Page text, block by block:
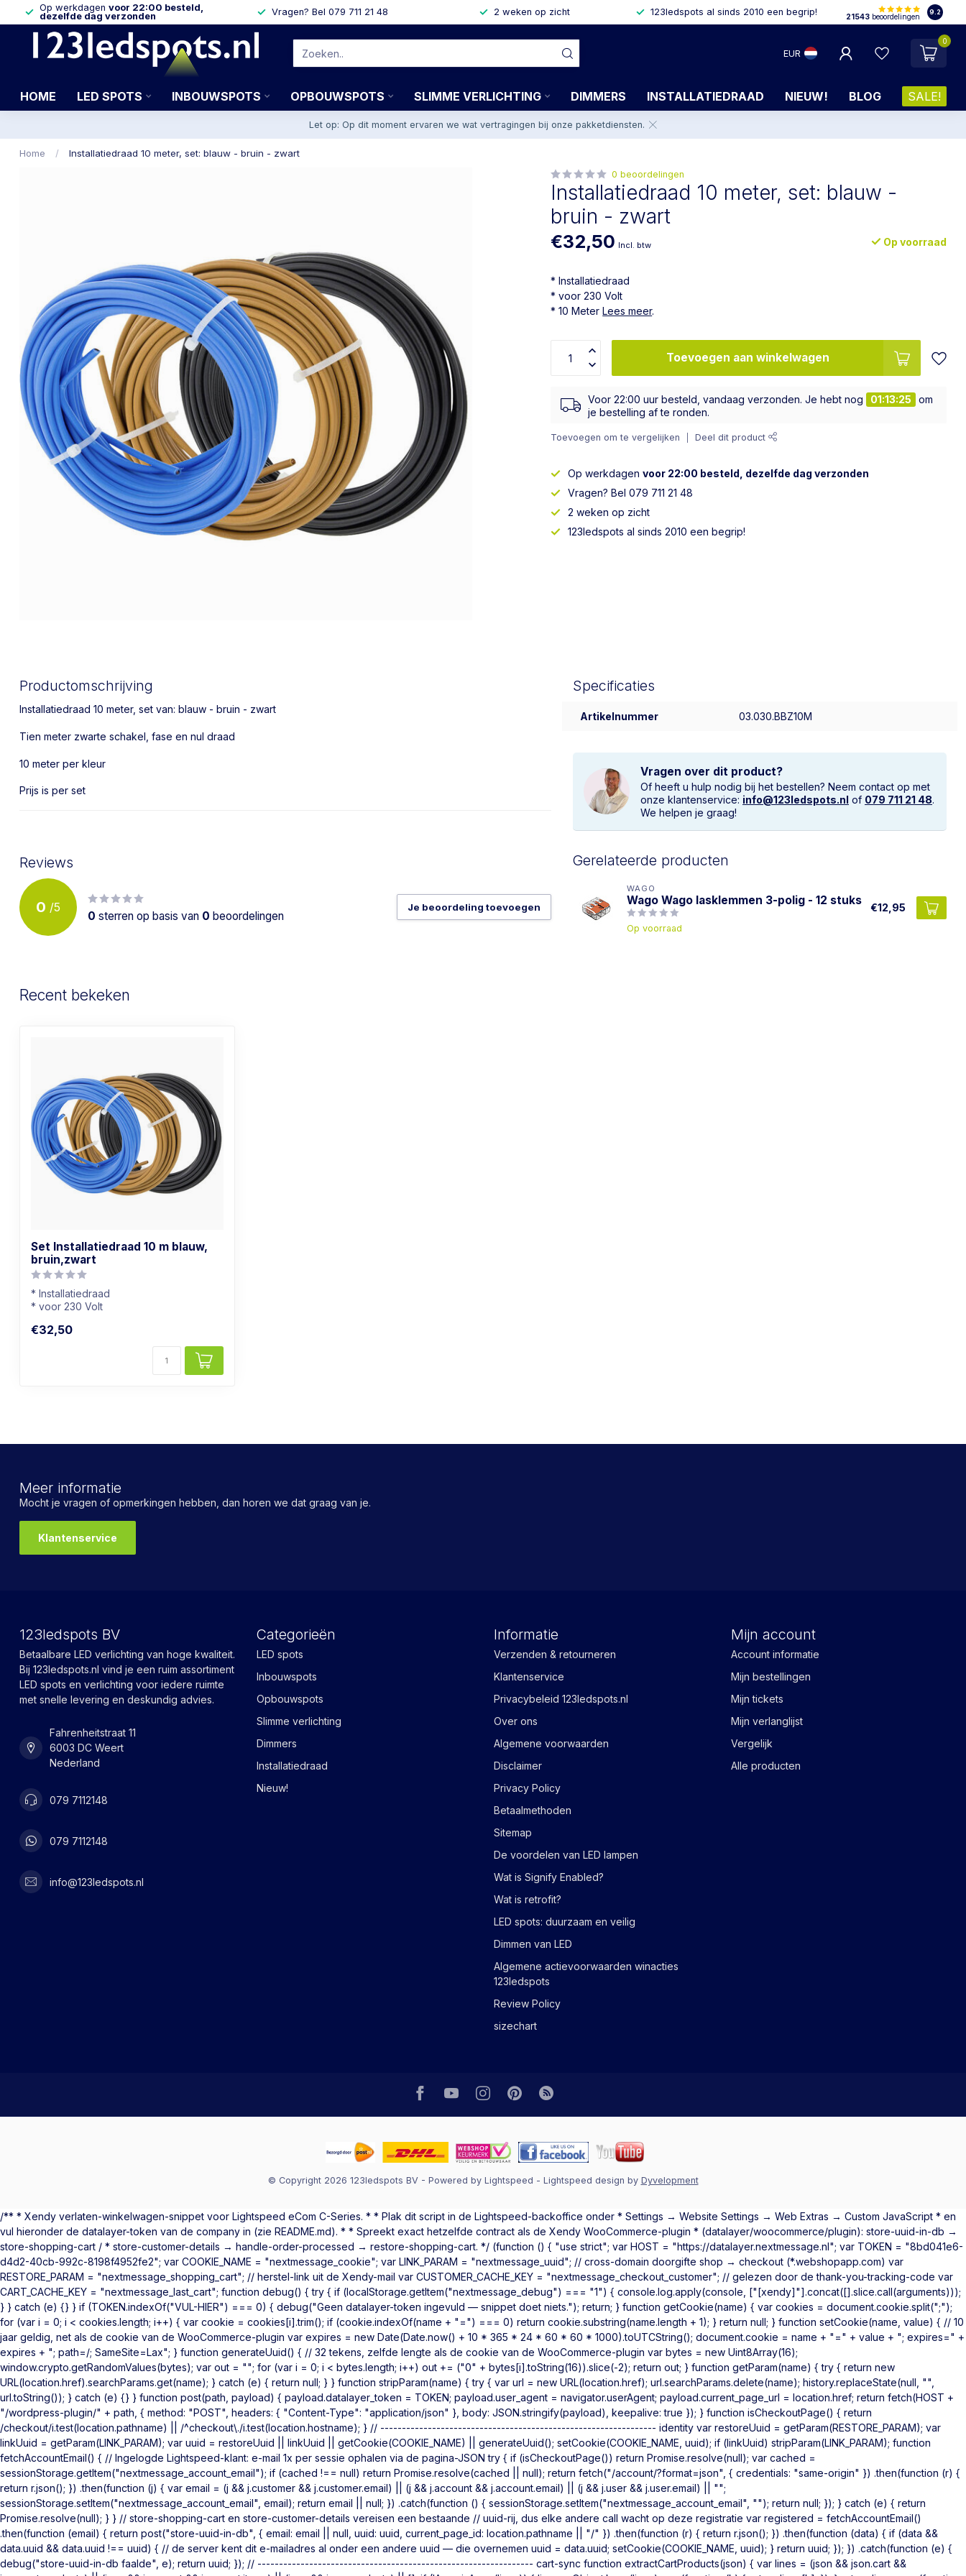
Op werkdagen voor 22:00 besteld,
dezelfde dag verzonden
Vragen? Bel 079 711 21 48 2 weken op zicht 123ledspots al sinds 2010 een begrip! 21543 beoordelingen
9.2
EUR
0
HOME LED SPOTS INBOUWSPOTS OPBOUWSPOTS SLIMME VERLICHTING DIMMERS INSTALLATIEDRAAD NIEUW! BLOG SALE!
Let op: Op dit moment ervaren we wat vertragingen bij onze pakketdiensten.
Home / Installatiedraad 10 meter, set: blauw - bruin - zwart
0 beoordelingen
Installatiedraad 10 meter, set: blauw -
bruin - zwart
€32,50 Incl. btw Op voorraad
* Installatiedraad
* voor 230 Volt
* 10 MeterLees meer.
Toevoegen aan winkelwagen
Voor 22:00 uur besteld, vandaag verzonden. Je hebt nog 01:13:24
om
je bestelling af te ronden.
Toevoegen om te vergelijken Deel dit product
Op werkdagenvoor 22:00 besteld, dezelfde dag verzonden
Vragen? Bel 079 711 21 48
2 weken op zicht
123ledspots al sinds 2010 een begrip!
Productomschrijving
Installatiedraad 10 meter, set van: blauw - bruin - zwart
Tien meter zwarte schakel, fase en nul draad
10 meter per kleur
Prijs is per set
Reviews
0 /5
0 sterren op basis van 0 beoordelingen
Je beoordeling toevoegen
Specificaties
Artikelnummer 03.030.BBZ10M
Vragen over dit product?
Of heeft u hulp nodig bij het bestellen? Neem contact op met
onze klantenservice: info@123ledspots.nl of 079 711 21 48.
We helpen je graag!
Gerelateerde producten
WAGO
Wago Wago lasklemmen 3-polig - 12 stuks
Op voorraad
€12,95
Recent bekeken
Set Installatiedraad 10 m blauw,
bruin,zwart
* Installatiedraad
* voor 230 Volt
€32,50
Meer informatie
Mocht je vragen of opmerkingen hebben, dan horen we dat graag van je.
Klantenservice
123ledspots BV
Betaalbare LED verlichting van hoge kwaliteit.
Bij 123ledspots.nl vind je een ruim assortiment
LED spots en verlichting voor iedere ruimte
met snelle levering en deskundig advies.
Fahrenheitstraat 11
6003 DC Weert
Nederland
079 7112148
079 7112148
info@123ledspots.nl
Categorieën
LED spots
Inbouwspots
Opbouwspots
Slimme verlichting
Dimmers
Installatiedraad
Nieuw!
Informatie
Verzenden & retourneren
Klantenservice
Privacybeleid 123ledspots.nl
Over ons
Algemene voorwaarden
Disclaimer
Privacy Policy
Betaalmethoden
Sitemap
De voordelen van LED lampen
Wat is Signify Enabled?
Wat is retrofit?
LED spots: duurzaam en veilig
Dimmen van LED
Algemene actievoorwaarden winacties
123ledspots
Review Policy
sizechart
Mijn account
Account informatie
Mijn bestellingen
Mijn tickets
Mijn verlanglijst
Vergelijk
Alle producten
© Copyright 2026 123ledspots BV- Powered by Lightspeed - Lightspeed design by Dyvelopment
/** * Xendy verlaten-winkelwagen-snippet voor Lightspeed eCom C-Series. * * Plak dit script in de Lightspeed-backoffice onder * Settings → Website Settings → Web Extras → Custom JavaScript * en
vul hieronder de datalayer-token van de company in (zie README.md). * * Spreekt exact hetzelfde contract als de Xendy WooCommerce-plugin * (datalayer/woocommerce/plugin): store-uuid-in-db →
store-shopping-cart / * store-customer-details → handle-order-processed → restore-shopping-cart. */ (function () { "use strict"; var HOST = "https://datalayer.nextmessage.nl"; var TOKEN = "8bd041e6-
d4d2-40cb-992c-8198f4952fe2"; var COOKIE_NAME = "nextmessage_cookie"; var LINK_PARAM = "nextmessage_uuid"; // cross-domain doorgifte shop → checkout (*.webshopapp.com) var
RESTORE_PARAM = "nextmessage_shopping_cart"; // herstel-link uit de Xendy-mail var CUSTOMER_CACHE_KEY = "nextmessage_checkout_customer"; // gelezen door de thank-you-tracking-code var
CART_CACHE_KEY = "nextmessage_last_cart"; function debug() { try { if (localStorage.getItem("nextmessage_debug") === "1") { console.log.apply(console, ["[xendy]"].concat([].slice.call(arguments)));
} } catch (e) {} } if (TOKEN.indexOf("VUL-HIER") === 0) { debug("Geen datalayer-token ingevuld — snippet doet niets."); return; } function getCookie(name) { var cookies = document.cookie.split(";");
for (var i = 0; i < cookies.length; i++) { var cookie = cookies[i].trim(); if (cookie.indexOf(name + "=") === 0) return cookie.substring(name.length + 1); } return null; } function setCookie(name, value) { // 10
jaar geldig, net als de cookie van de WooCommerce-plugin var expires = new Date(Date.now() + 10 * 365 * 24 * 60 * 60 * 1000).toUTCString(); document.cookie = name + "=" + value + "; expires=" +
expires + "; path=/; SameSite=Lax"; } function generateUuid() { // 32 tekens, zelfde lengte als de cookie van de WooCommerce-plugin var bytes = new Uint8Array(16);
window.crypto.getRandomValues(bytes); var out = ""; for (var i = 0; i < bytes.length; i++) out += ("0" + bytes[i].toString(16)).slice(-2); return out; } function getParam(name) { try { return new
URL(location.href).searchParams.get(name); } catch (e) { return null; } } function stripParam(name) { try { var url = new URL(location.href); url.searchParams.delete(name); history.replaceState(null, "",
url.toString()); } catch (e) {} } function post(path, payload) { payload.datalayer_token = TOKEN; payload.user_agent = navigator.userAgent; payload.current_page_url = location.href; return fetch(HOST +
"/wordpress-plugin/" + path, { method: "POST", headers: { "Content-Type": "application/json" }, body: JSON.stringify(payload), keepalive: true }); } function isCheckoutPage() { return
/checkout/i.test(location.pathname) || /^checkout\./i.test(location.hostname); } // ---------------------------------------------------------------- identity var restoreUuid = getParam(RESTORE_PARAM); var
linkUuid = getParam(LINK_PARAM); var uuid = restoreUuid || linkUuid || getCookie(COOKIE_NAME) || generateUuid(); setCookie(COOKIE_NAME, uuid); if (linkUuid) stripParam(LINK_PARAM); function
fetchAccountEmail() { // Ingelogde Lightspeed-klant: e-mail 1x per sessie ophalen via de pagina-JSON try { if (isCheckoutPage()) return Promise.resolve(null); var cached =
sessionStorage.getItem("nextmessage_account_email"); if (cached !== null) return Promise.resolve(cached || null); return fetch("/account/?format=json", { credentials: "same-origin" }) .then(function (r) {
return r.json(); }) .then(function (j) { var email = (j && j.customer && j.customer.email) || (j && j.account && j.account.email) || (j && j.user && j.user.email) || "";
sessionStorage.setItem("nextmessage_account_email", email); return email || null; }) .catch(function () { sessionStorage.setItem("nextmessage_account_email", ""); return null; }); } catch (e) { return
Promise.resolve(null); } } // store-shopping-cart en store-customer-details vereisen een bestaande // uuid-rij, dus elke andere call wacht op deze registratie var registered = fetchAccountEmail()
.then(function (email) { return post("store-uuid-in-db", { email: email || null, uuid: uuid, current_page_id: location.pathname || "/" }) .then(function (r) { return r.json(); }) .then(function (data) { if (data &&
data.uuid && data.uuid !== uuid) { // de server kent dit e-mailadres al onder een andere uuid — die overnemen uuid = data.uuid; setCookie(COOKIE_NAME, uuid); } return uuid; }); }) .catch(function (e) {
debug("store-uuid-in-db faalde", e); return uuid; }); // ---------------------------------------------------------------- cart-sync function extractCartProducts(json) { var lines = (json && json.cart &&